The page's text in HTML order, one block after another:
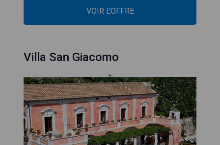
VOIR L'OFFRE
Villa San Giacomo